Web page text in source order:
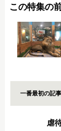
この特集の
一番最初の記事
虐